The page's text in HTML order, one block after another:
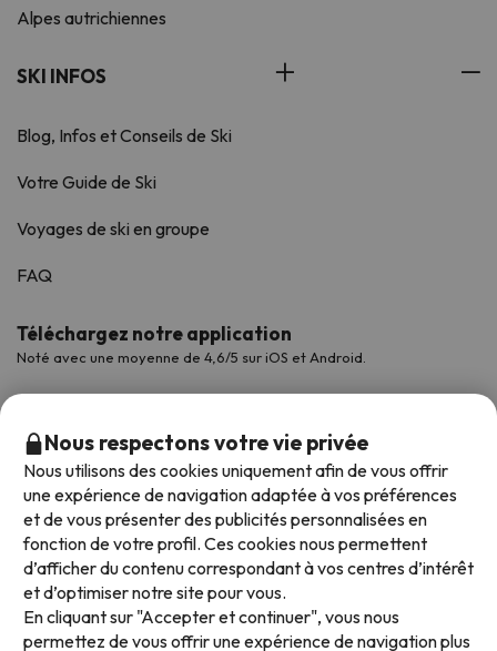
Alpes autrichiennes
SKI INFOS
Blog, Infos et Conseils de Ski
Votre Guide de Ski
Voyages de ski en groupe
FAQ
Téléchargez notre application
Noté avec une moyenne de 4,6/5 sur iOS et Android.
Modes de paiement disponibles
Nous respectons votre vie privée
Nous utilisons des cookies uniquement afin de vous offrir
une expérience de navigation adaptée à vos préférences
et de vous présenter des publicités personnalisées en
fonction de votre profil. Ces cookies nous permettent
d’afficher du contenu correspondant à vos centres d’intérêt
et d’optimiser notre site pour vous.
En cliquant sur "Accepter et continuer", vous nous
permettez de vous offrir une expérience de navigation plus